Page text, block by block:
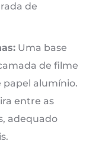
de
Uma base
de filme
papel alumínio.
entre as
adequado